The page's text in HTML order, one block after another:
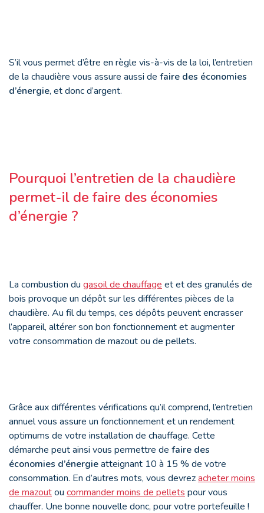
S’il vous permet d’être en règle vis-à-vis de la loi, l’entretien
de la chaudière vous assure aussi de faire des économies
d’énergie, et donc d’argent.
Pourquoi l’entretien de la chaudière
permet-il de faire des économies
d’énergie ?
La combustion du gasoil de chauffage et et des granulés de
bois provoque un dépôt sur les différentes pièces de la
chaudière. Au fil du temps, ces dépôts peuvent encrasser
l’appareil, altérer son bon fonctionnement et augmenter
votre consommation de mazout ou de pellets.
Grâce aux différentes vérifications qu’il comprend, l’entretien
annuel vous assure un fonctionnement et un rendement
optimums de votre installation de chauffage. Cette
démarche peut ainsi vous permettre de faire des
économies d’énergieatteignant 10 à 15 % de votre
consommation. En d’autres mots, vous devrezacheter moins
de mazoutou commander moins de pellets pour vous
chauffer. Une bonne nouvelle donc, pour votre portefeuille !